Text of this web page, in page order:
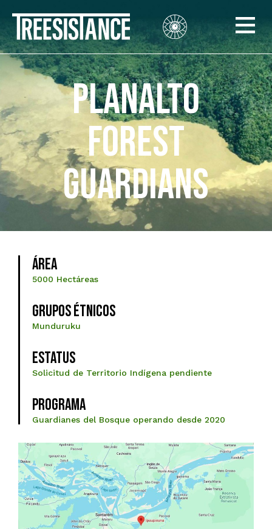
Planalto
Forest
Guardians
Área
5000 Hectáreas
Grupos Étnicos
Munduruku
ESTATUS
Solicitud de Territorio Indígena pendiente
Programa
Guardianes del Bosque operando desde 2020